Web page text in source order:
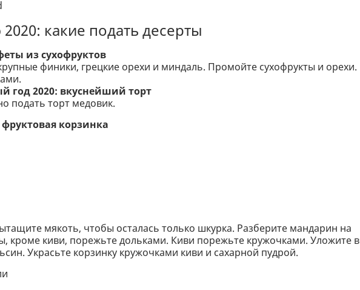
какие подать десерты
из сухофруктов
финики, грецкие орехи и миндаль. Промойте сухофрукты и орехи.
год 2020: вкуснейший торт
подать торт медовик.
корзинка
мякоть, чтобы осталась только шкурка. Разберите мандарин на
кроме киви, порежьте дольками. Киви порежьте кружочками. Уложите
Украсьте корзинку кружочками киви и сахарной пудрой.